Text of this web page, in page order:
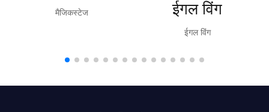
मैजिकस्टेज ईगल विंग
ईगल विंग